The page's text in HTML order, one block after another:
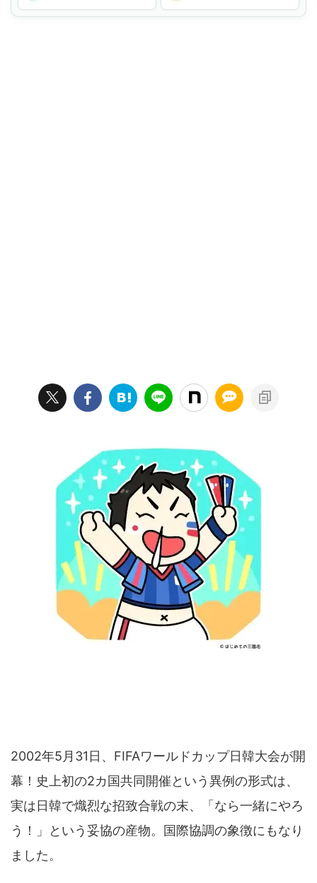
2002年5月31日、FIFAワールドカップ日韓大会が開
幕！史上初の2カ国共同開催という異例の形式は、
実は日韓で熾烈な招致合戦の末、「なら一緒にやろ
う！」という妥協の産物。国際協調の象徴にもなり
ました。